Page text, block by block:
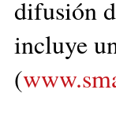
difusión
incluye
(